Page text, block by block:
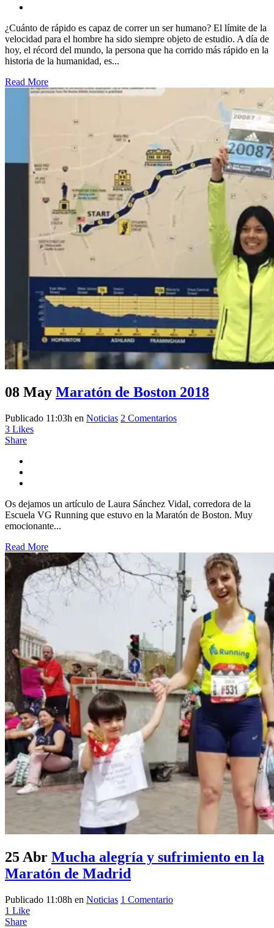
¿Cuánto de rápido es capaz de correr un ser humano? El límite de la
velocidad para el hombre ha sido siempre objeto de estudio. A día de
hoy, el récord del mundo, la persona que ha corrido más rápido en la
historia de la humanidad, es...
Read More
08 May Maratón de Boston 2018
Publicado 11:03h en Noticias 2 Comentarios
3 Likes
Share
Os dejamos un artículo de Laura Sánchez Vidal, corredora de la
Escuela VG Running que estuvo en la Maratón de Boston. Muy
emocionante...
Read More
25 Abr Mucha alegría y sufrimiento en la
Maratón de Madrid
Publicado 11:08h en Noticias 1 Comentario
1 Like
Share